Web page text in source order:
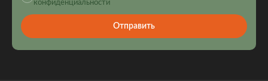
конфиденциальности
Отправить